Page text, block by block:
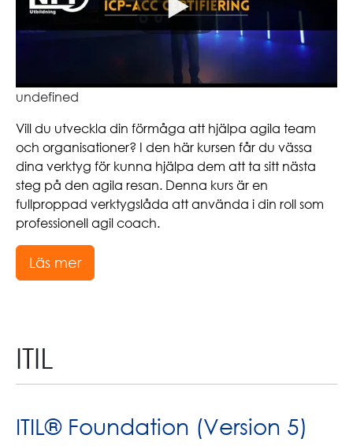
undefined
Vill du utveckla din förmåga att hjälpa agila team
och organisationer? I den här kursen får du vässa
dina verktyg för kunna hjälpa dem att ta sitt nästa
steg på den agila resan. Denna kurs är en
fullproppad verktygslåda att använda i din roll som
professionell agil coach.
Läs mer
ITIL
ITIL® Foundation (Version 5)